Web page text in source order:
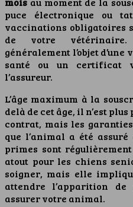
puce électronique ou
vaccinations obligatoires
de votre
généralement l’objet
santé ou un certificat
l’assureur.
L’âge maximum à la
delà de cet âge, il n’est
contrat, mais les
que l’animal a été
primes sont
atout pour les chiens
soigner, mais elle
attendre l’apparition de
assurer votre animal.